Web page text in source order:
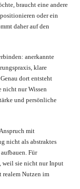
braucht eine andere
oder ein
daher auf den
anerkannte
klare
dort entsteht
nicht nur Wissen
und persönliche
mit
nicht als abstraktes
Für
weil sie nicht nur Input
realem Nutzen im